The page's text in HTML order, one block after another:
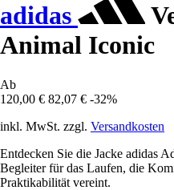
adidas
Animal Iconic
Ab
120,00 € 82,07 € -32%
inkl. MwSt. zzgl. Versandkosten
Entdecken Sie die Jacke adidas
Begleiter für das Laufen, die
Praktikabilität vereint.